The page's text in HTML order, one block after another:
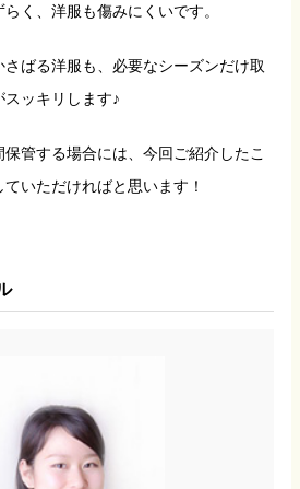
く、洋服も傷みにくいです。
ばる洋服も、必要なシーズンだけ取
スッキリします♪
管する場合には、今回ご紹介したこ
いただければと思います！